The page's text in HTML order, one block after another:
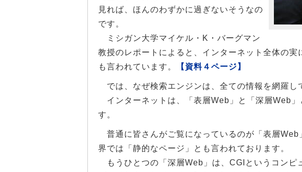
見れば、ほんのわずかに過ぎないそうなの
です。
ミシガン大学マイケル・K・バーグマン
教授のレポートによると、インターネット全体の
も言われています。
【資料４ページ】
では、なぜ検索エンジンは、全ての情報を網羅
インターネットは、「表層Web」と「深層Web」
す。
普通に皆さんがご覧になっているのが「表層Web
界では「静的なページ」とも言われております。
もうひとつの「深層Web」は、CGIというコンピ